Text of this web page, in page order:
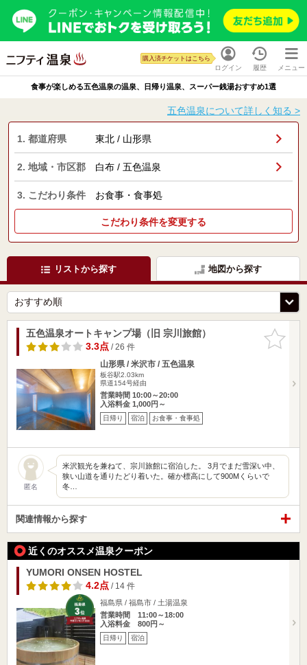
ログイン
購入済チケットはこちら
履歴 メニュー
食事が楽しめる五色温泉の温泉、日帰り温泉、スーパー銭湯おすすめ1選
五色温泉について詳しく知る >
1. 都道府県 東北 / 山形県
2. 地域・市区郡 白布 / 五色温泉
3. こだわり条件 お食事・食事処
こだわり条件を変更する
リストから探す 地図から探す
お気に入
りに追加
五色温泉オートキャンプ場（旧 宗川旅館）
3.3点/ 26 件
山形県 / 米沢市 / 五色温泉
板谷駅2.03km
県道154号経由
営業時間 10:00～20:00
入浴料金 1,000円～
日帰り 宿泊 お食事・食事処
匿名
米沢観光を兼ねて、宗川旅館に宿泊した。 3月でまだ雪深い中、
狭い山道を通りたどり着いた。確か標高にして900Mくらいで
冬…
関連情報から探す
近くのオススメ温泉クーポン
YUMORI ONSEN HOSTEL
4.2点/ 14 件
福島県 / 福島市 / 土湯温泉
営業時間 11:00～18:00
入浴料金 800円～
日帰り 宿泊